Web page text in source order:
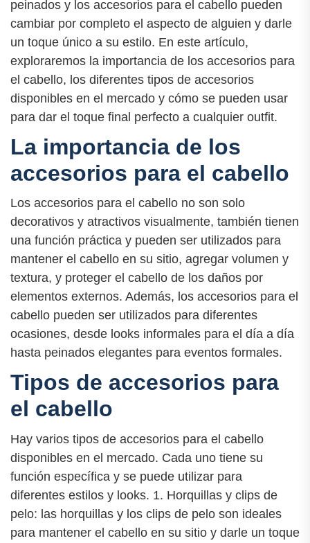
peinados y los accesorios para el cabello pueden
cambiar por completo el aspecto de alguien y darle
un toque único a su estilo. En este artículo,
exploraremos la importancia de los accesorios para
el cabello, los diferentes tipos de accesorios
disponibles en el mercado y cómo se pueden usar
para dar el toque final perfecto a cualquier outfit.
La importancia de los
accesorios para el cabello
Los accesorios para el cabello no son solo
decorativos y atractivos visualmente, también tienen
una función práctica y pueden ser utilizados para
mantener el cabello en su sitio, agregar volumen y
textura, y proteger el cabello de los daños por
elementos externos. Además, los accesorios para el
cabello pueden ser utilizados para diferentes
ocasiones, desde looks informales para el día a día
hasta peinados elegantes para eventos formales.
Tipos de accesorios para
el cabello
Hay varios tipos de accesorios para el cabello
disponibles en el mercado. Cada uno tiene su
función específica y se puede utilizar para
diferentes estilos y looks. 1. Horquillas y clips de
pelo: las horquillas y los clips de pelo son ideales
para mantener el cabello en su sitio y darle un toque